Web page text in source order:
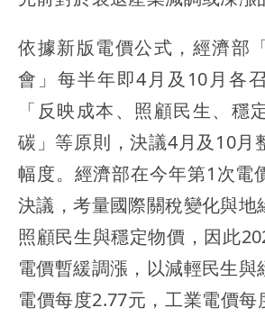
依據新版電價公式，經濟部
會」每半年即4月及10月各
「反映成本、照顧民生、穩
碳」等原則，決議4月及10月
幅度。經濟部在今年第1次電
決議，考量國際關稅變化與地
照顧民生與穩定物價，因此
電價暫緩調漲，以減輕民生與
電價每度2.77元，工業電價每